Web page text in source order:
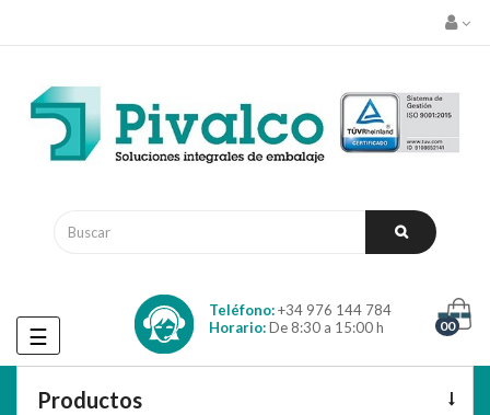
Teléfono:+34 976 144 784
Horario:De 8:30 a 15:00 h 00
Productos
Navegación
de
☰